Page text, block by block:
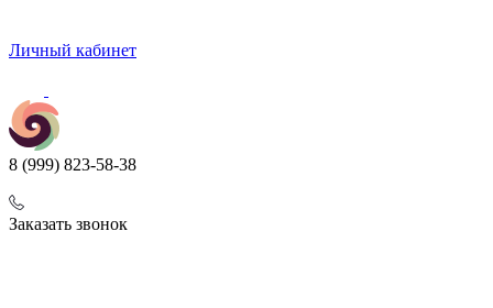
Личный кабинет
8 (999) 823-58-38
Заказать звонок